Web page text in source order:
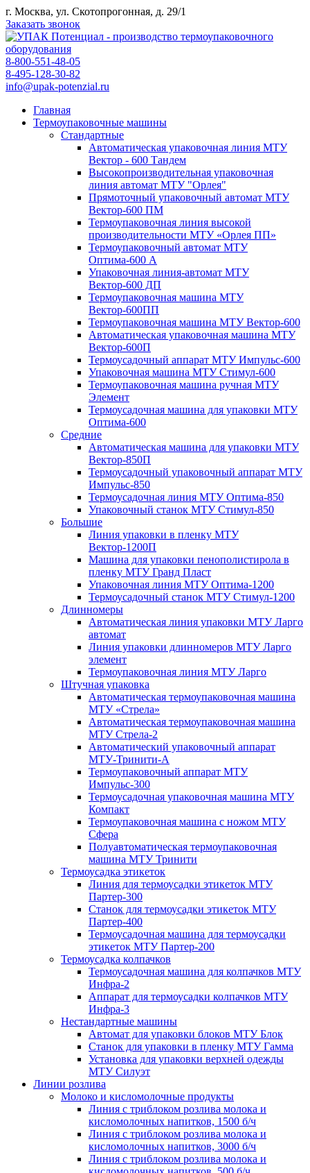
г. Москва, ул. Скотопрогонная, д. 29/1
Заказать звонок
8-800-551-48-05
8-495-128-30-82
info@upak-potenzial.ru
Главная
Термоупаковочные машины
Стандартные
Автоматическая упаковочная линия МТУ
Вектор - 600 Тандем
Высокопроизводительная упаковочная
линия автомат МТУ "Орлея"
Прямоточный упаковочный автомат МТУ
Вектор-600 ПМ
Термоупаковочная линия высокой
производительности МТУ «Орлея ПП»
Термоупаковочный автомат МТУ
Оптима-600 А
Упаковочная линия-автомат МТУ
Вектор-600 ДП
Термоупаковочная машина МТУ
Вектор-600ПП
Термоупаковочная машина МТУ Вектор-600
Автоматическая упаковочная машина МТУ
Вектор-600П
Термоусадочный аппарат МТУ Импульс-600
Упаковочная машина МТУ Стимул-600
Термоупаковочная машина ручная МТУ
Элемент
Термоусадочная машина для упаковки МТУ
Оптима-600
Средние
Автоматическая машина для упаковки МТУ
Вектор-850П
Термоусадочный упаковочный аппарат МТУ
Импульс-850
Термоусадочная линия МТУ Оптима-850
Упаковочный станок МТУ Стимул-850
Большие
Линия упаковки в пленку МТУ
Вектор-1200П
Машина для упаковки пенополистирола в
пленку МТУ Гранд Пласт
Упаковочная линия МТУ Оптима-1200
Термоусадочный станок МТУ Стимул-1200
Длинномеры
Автоматическая линия упаковки МТУ Ларго
автомат
Линия упаковки длинномеров МТУ Ларго
элемент
Термоупаковочная линия МТУ Ларго
Штучная упаковка
Автоматическая термоупаковочная машина
МТУ «Стрела»
Автоматическая термоупаковочная машина
МТУ Стрела-2
Автоматический упаковочный аппарат
МТУ-Тринити-А
Термоупаковочный аппарат МТУ
Импульс-300
Термоусадочная упаковочная машина МТУ
Компакт
Термоупаковочная машина с ножом МТУ
Сфера
Полуавтоматическая термоупаковочная
машина МТУ Тринити
Термоусадка этикеток
Линия для термоусадки этикеток МТУ
Партер-300
Станок для термоусадки этикеток МТУ
Партер-400
Термоусадочная машина для термоусадки
этикеток МТУ Партер-200
Термоусадка колпачков
Термоусадочная машина для колпачков МТУ
Инфра-2
Аппарат для термоусадки колпачков МТУ
Инфра-3
Нестандартные машины
Автомат для упаковки блоков МТУ Блок
Станок для упаковки в пленку МТУ Гамма
Установка для упаковки верхней одежды
МТУ Силуэт
Линии розлива
Молоко и кисломолочные продукты
Линия с триблоком розлива молока и
кисломолочных напитков, 1500 б/ч
Линия с триблоком розлива молока и
кисломолочных напитков, 3000 б/ч
Линия с триблоком розлива молока и